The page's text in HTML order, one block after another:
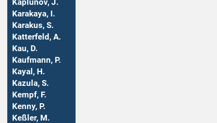
Kaplunov, J.
Karakaya, I.
Karakus, S.
Katterfeld, A.
Kau, D.
Kaufmann, P.
Kayal, H.
Kazula, S.
Kempf, F.
Kenny, P.
Keßler, M.